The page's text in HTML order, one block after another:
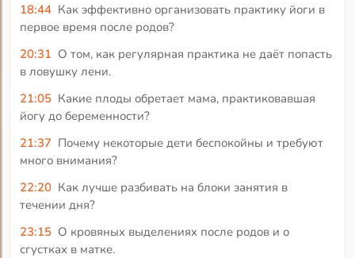
18:44 Как эффективно организовать практику йоги в
первое время после родов?
20:31 О том, как регулярная практика не даёт попасть
в ловушку лени.
21:05 Какие плоды обретает мама, практиковавшая
йогу до беременности?
21:37 Почему некоторые дети беспокойны и требуют
много внимания?
22:20 Как лучше разбивать на блоки занятия в
течении дня?
23:15 О кровяных выделениях после родов и о
сгустках в матке.